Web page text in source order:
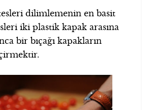
dilimlemenin en basit
iki plastik kapak arasına
bir bıçağı kapakların